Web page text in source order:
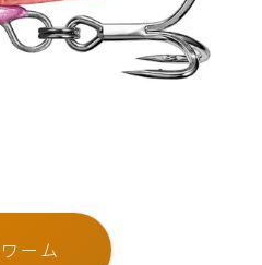
ーム